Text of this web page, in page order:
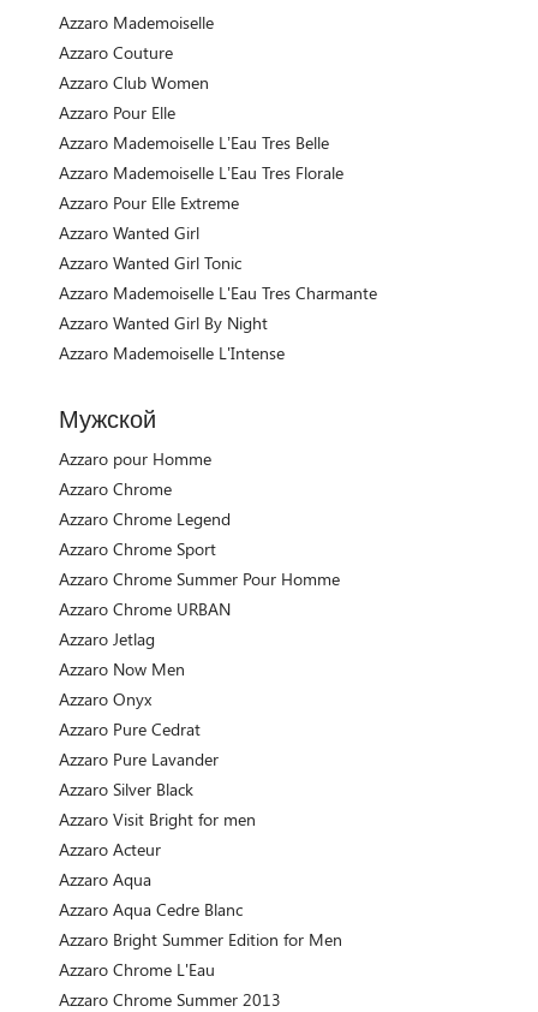
Azzaro Mademoiselle
Azzaro Couture
Azzaro Club Women
Azzaro Pour Elle
Azzaro Mademoiselle L’Eau Tres Belle
Azzaro Mademoiselle L’Eau Tres Florale
Azzaro Pour Elle Extreme
Azzaro Wanted Girl
Azzaro Wanted Girl Tonic
Azzaro Mademoiselle L'Eau Tres Charmante
Azzaro Wanted Girl By Night
Azzaro Mademoiselle L'Intense
Мужской
Azzaro pour Homme
Azzaro Chrome
Azzaro Chrome Legend
Azzaro Chrome Sport
Azzaro Chrome Summer Pour Homme
Azzaro Chrome URBAN
Azzaro Jetlag
Azzaro Now Men
Azzaro Onyx
Azzaro Pure Cedrat
Azzaro Pure Lavander
Azzaro Silver Black
Azzaro Visit Bright for men
Azzaro Acteur
Azzaro Aqua
Azzaro Aqua Cedre Blanc
Azzaro Bright Summer Edition for Men
Azzaro Chrome L'Eau
Azzaro Chrome Summer 2013